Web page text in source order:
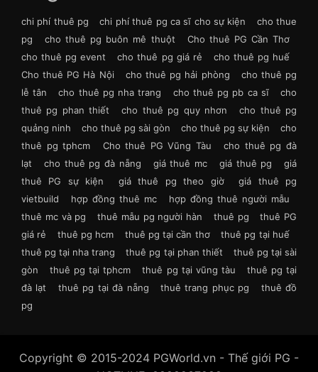
chi phí thuê pg chi phí thuê pg ca sĩ cho sự kiện
cho thue
pg
cho thuê pg buôn mê thuột
Cho thuê PG Cần Thơ
cho thuê pg event
cho thuê pg giá rẻ
cho thuê pg huế
Cho thuê PG Hà Nội
cho thuê pg hải phòng
cho thuê pg
lễ tân
cho thuê pg nha trang cho thuê pg pb ca sĩ
cho
thuê pg phan thiết
cho thuê pg quy nhơn
cho thuê pg
quảng ninh
cho thuê pg sài gòn cho thuê pg sự kiện
cho
thuê pg tphcm
Cho thuê PG Vũng Tàu
cho thuê pg đà
lạt
cho thuê pg đà nẵng giá thuê mc giá thuê pg
giá
thuê PG sự kiện
giá thuê pg theo giờ
giá thuê pg
vietbuild
hợp đồng thuê mc
hợp đồng thuê người mẫu
thuê mc và pg
thuê mẫu pg người hàn thuê pg
thuê PG
giá rẻ
thuê pg hcm thuê pg tại cần thơ
thuê pg tại huế
thuê pg tại nha trang
thuê pg tại phan thiết
thuê pg tại sài
gòn
thuê pg tại tphcm thuê pg tại vũng tàu
thuê pg tại
đà lạt
thuê pg tại đà nẵng thuê trang phục pg
thuê đồ
pg
Copyright © 2015-2024 PGWorld.vn - Thế giới PG -